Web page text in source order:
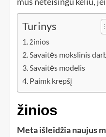
Turinys
žinios
Savaitės mokslinis
Savaitės modelis
Paimk krepšį
žinios
Meta išleidžia naujus